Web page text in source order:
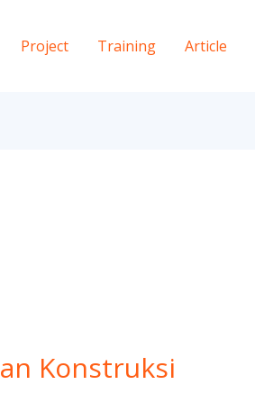
Project Training Article
Konstruksi